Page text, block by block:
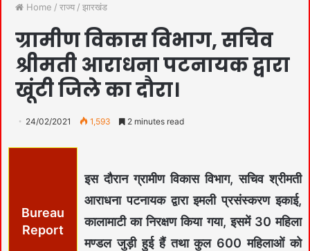
Home / राज्य / झारखंड
ग्रामीण विकास विभाग, सचिव
श्रीमती आराधना पटनायक द्वारा
खूंटी जिले का दौरा।
24/02/2021 1,593 2 minutes read
Bureau
Report
इस दौरान ग्रामीण विकास विभाग, सचिव श्रीमती
आराधना पटनायक द्वारा इमली प्रसंस्करण इकाई,
कालामाटी का निरक्षण किया गया, इसमें 30 महिला
मण्डल जुड़ी हुई हैं तथा कुल 600 महिलाओं को